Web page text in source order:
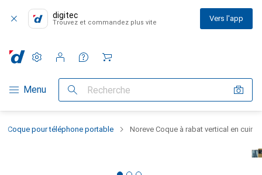
digitec
Trouvez et commandez plus vite Vers l'app
Navigation par catégorie
Menu Recherche
Paramètres
Compte client
Listes de comparaison
Listes d'envies
Panier
Coque pour téléphone portable Noreve Coque à rabat vertical en cuir